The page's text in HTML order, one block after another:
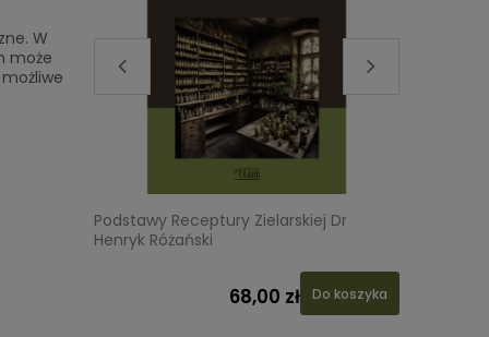
W
może
Podstawy Receptury Zielarskiej Dr
Henryk Różański
68,00 zł Do koszyka